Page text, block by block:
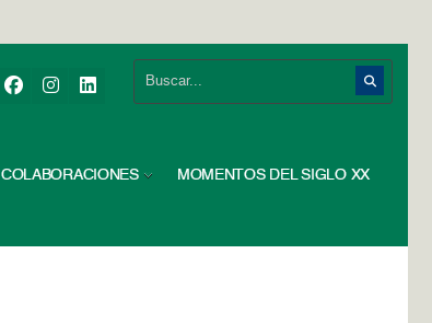
COLABORACIONES MOMENTOS DEL SIGLO XX